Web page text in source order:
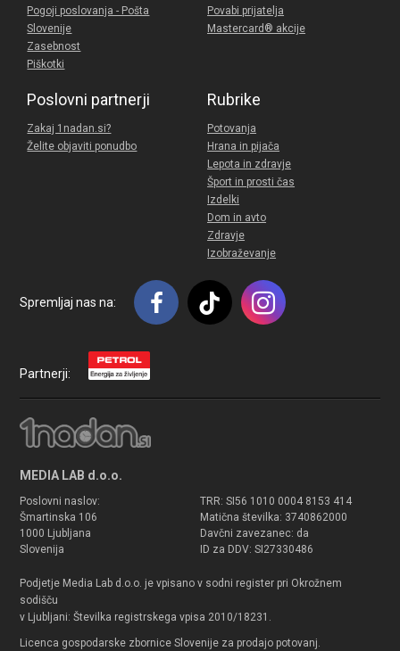
Pogoji poslovanja - Pošta
Slovenije
Zasebnost
Piškotki
Povabi prijatelja
Mastercard® akcije
Poslovni partnerji
Zakaj 1nadan.si?
Želite objaviti ponudbo
Rubrike
Potovanja
Hrana in pijača
Lepota in zdravje
Šport in prosti čas
Izdelki
Dom in avto
Zdravje
Izobraževanje
Spremljaj nas na:
Partnerji:
MEDIA LAB d.o.o.
Poslovni naslov:
Šmartinska 106
1000 Ljubljana
Slovenija
TRR: SI56 1010 0004 8153 414
Matična številka: 3740862000
Davčni zavezanec: da
ID za DDV: SI27330486
Podjetje Media Lab d.o.o. je vpisano v sodni register pri Okrožnem
sodišču
v Ljubljani: Številka registrskega vpisa 2010/18231.
Licenca gospodarske zbornice Slovenije za prodajo potovanj.